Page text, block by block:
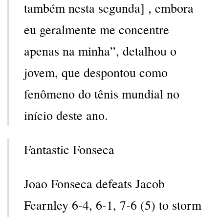
também nesta segunda] , embora
eu geralmente me concentre
apenas na minha”, detalhou o
jovem, que despontou como
fenômeno do tênis mundial no
início deste ano.
Fantastic Fonseca
Joao Fonseca defeats Jacob
Fearnley 6-4, 6-1, 7-6 (5) to storm